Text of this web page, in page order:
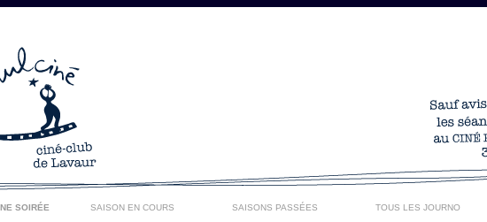
SOIRÉE SAISON EN COURS SAISONS PASSÉES TOUS LES JOURNO